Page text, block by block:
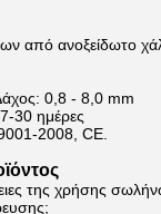
από ανοξείδωτο
0,8 - 8,0 mm
30 ημέρες
2008, CE.
της χρήσης